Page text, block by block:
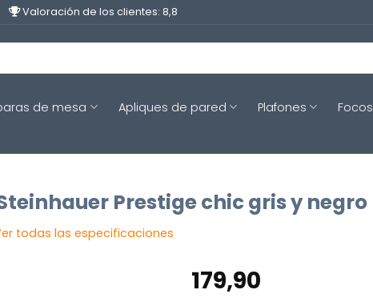
Valoración de los clientes: 8,8
de mesa Apliques de pared Plafones Focos
Prestige chic gris y negro
todas las especificaciones
179,90